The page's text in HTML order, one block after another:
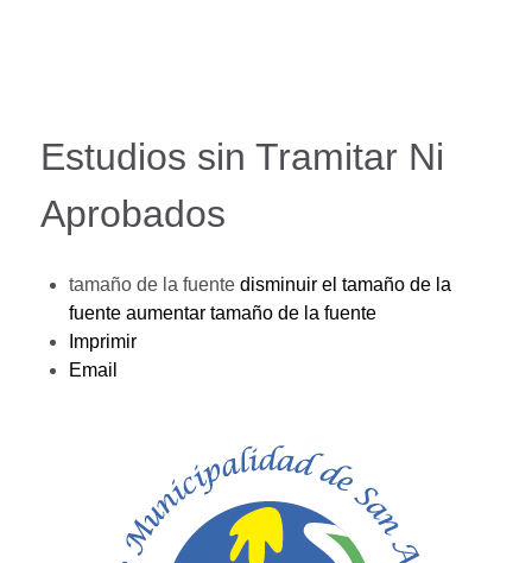
Estudios sin Tramitar Ni
Aprobados
tamaño de la fuente disminuir el tamaño de la
fuente aumentar tamaño de la fuente
Imprimir
Email